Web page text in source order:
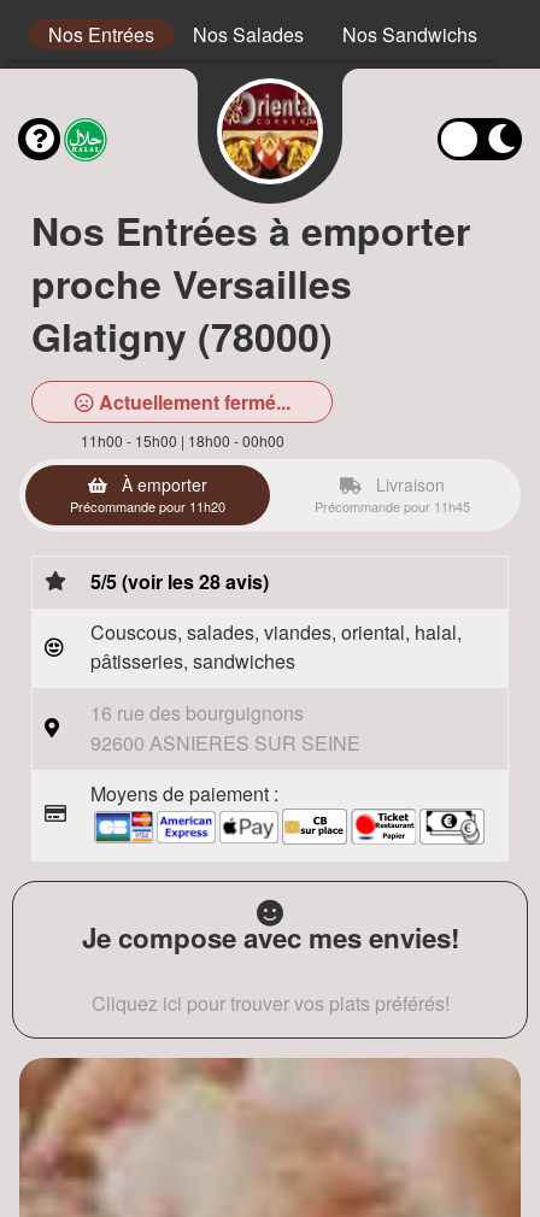
Nos Entrées Nos Salades Nos Sandwichs
Nos Entrées à emporter
proche Versailles
Glatigny (78000)
Actuellement fermé...
11h00 - 15h00 | 18h00 - 00h00
À emporter
Précommande pour 11h20
Livraison
Précommande pour 11h45
5/5 (voir les 28 avis)
Couscous, salades, viandes, oriental, halal,
pâtisseries, sandwiches
16 rue des bourguignons
92600 ASNIERES SUR SEINE
Moyens de paiement :
Je compose avec mes envies!
Cliquez ici pour trouver vos plats préférés!